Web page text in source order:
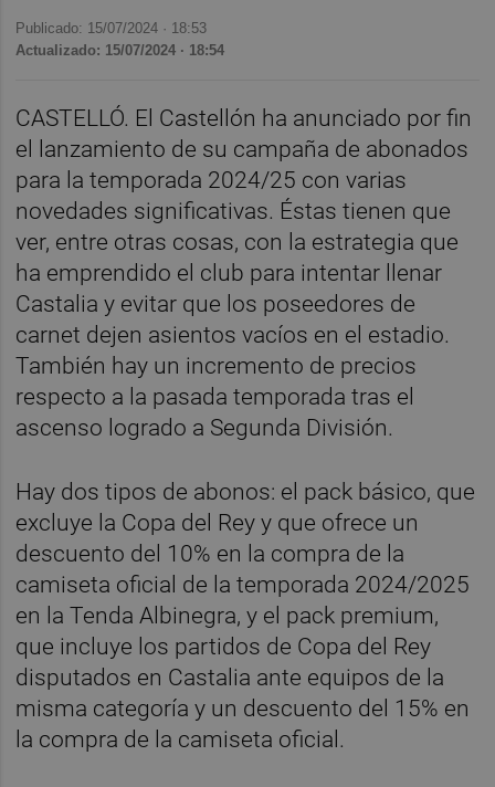
Publicado: 15/07/2024 · 18:53
Actualizado: 15/07/2024 · 18:54
CASTELLÓ. El Castellón ha anunciado por fin
el lanzamiento de su campaña de abonados
para la temporada 2024/25 con varias
novedades significativas. Éstas tienen que
ver, entre otras cosas, con la estrategia que
ha emprendido el club para intentar llenar
Castalia y evitar que los poseedores de
carnet dejen asientos vacíos en el estadio.
También hay un incremento de precios
respecto a la pasada temporada tras el
ascenso logrado a Segunda División.
Hay dos tipos de abonos: el pack básico, que
excluye la Copa del Rey y que ofrece un
descuento del 10% en la compra de la
camiseta oficial de la temporada 2024/2025
en la Tenda Albinegra, y el pack premium,
que incluye los partidos de Copa del Rey
disputados en Castalia ante equipos de la
misma categoría y un descuento del 15% en
la compra de la camiseta oficial.